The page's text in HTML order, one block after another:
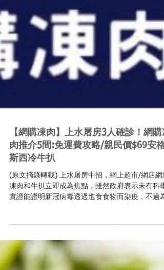
【網購凍肉】上水屠房3人確診！網購
斯西冷牛扒
(原文摘錄轉載) 上水屠房中招，網上超市/網店網
實坊間有不少急凍肉網店都有出售不同國家的各種
肉類，CP值亦高，不妨多買一些儲糧吧！...